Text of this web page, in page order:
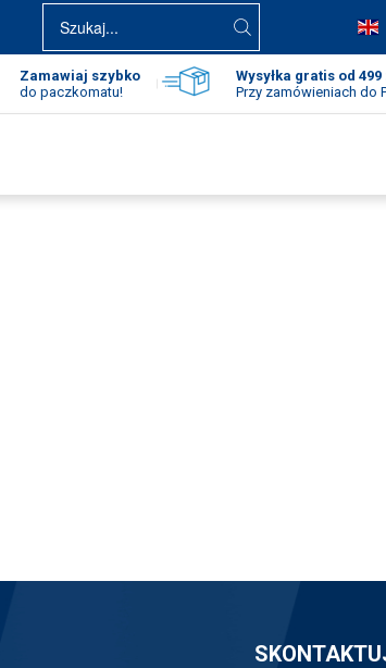
Zamawiaj szybko
do paczkomatu!
Wysyłka gratis od 499
Przy zamówieniach do